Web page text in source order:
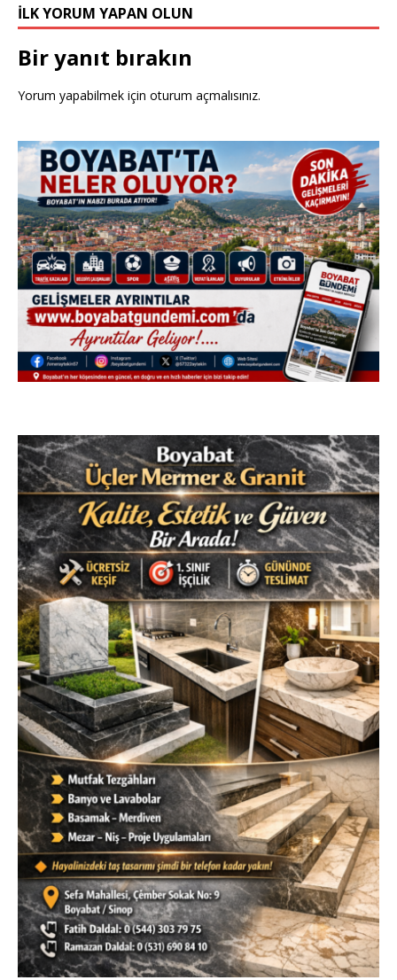
İLK YORUM YAPAN OLUN
Bir yanıt bırakın
Yorum yapabilmek için oturum açmalısınız.